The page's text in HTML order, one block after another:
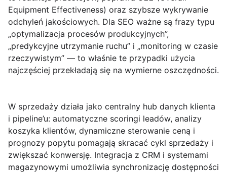
Equipment Effectiveness) oraz szybsze wykrywanie
odchyleń jakościowych. Dla SEO ważne są frazy typu
„optymalizacja procesów produkcyjnych”,
„predykcyjne utrzymanie ruchu” i „monitoring w czasie
rzeczywistym” — to właśnie te przypadki użycia
najczęściej przekładają się na wymierne oszczędności.
W sprzedaży działa jako centralny hub danych klienta
i pipeline’u: automatyczne scoringi leadów, analizy
koszyka klientów, dynamiczne sterowanie ceną i
prognozy popytu pomagają skracać cykl sprzedaży i
zwiększać konwersję. Integracja z CRM i systemami
magazynowymi umożliwia synchronizację dostępności